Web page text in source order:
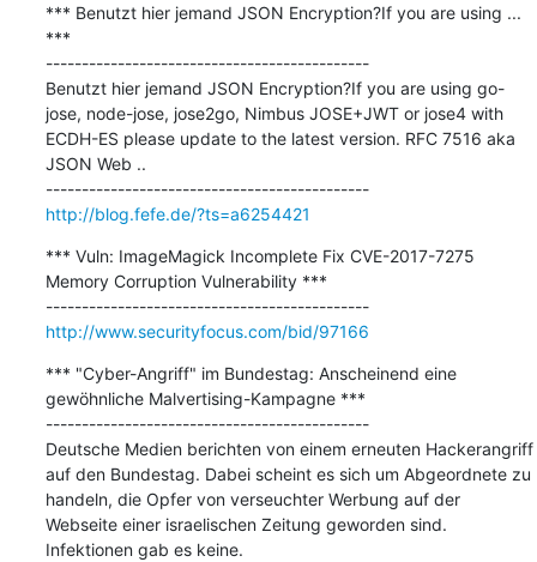
*** Benutzt hier jemand JSON Encryption?If you are using ...
***
---------------------------------------------
Benutzt hier jemand JSON Encryption?If you are using go-
jose, node-jose, jose2go, Nimbus JOSE+JWT or jose4 with
ECDH-ES please update to the latest version. RFC 7516 aka
JSON Web ..
---------------------------------------------
http://blog.fefe.de/?ts=a6254421
*** Vuln: ImageMagick Incomplete Fix CVE-2017-7275
Memory Corruption Vulnerability ***
---------------------------------------------
http://www.securityfocus.com/bid/97166
*** "Cyber-Angriff" im Bundestag: Anscheinend eine
gewöhnliche Malvertising-Kampagne ***
---------------------------------------------
Deutsche Medien berichten von einem erneuten Hackerangriff
auf den Bundestag. Dabei scheint es sich um Abgeordnete zu
handeln, die Opfer von verseuchter Werbung auf der
Webseite einer israelischen Zeitung geworden sind.
Infektionen gab es keine.